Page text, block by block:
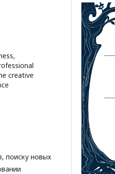
creative
поиску новых